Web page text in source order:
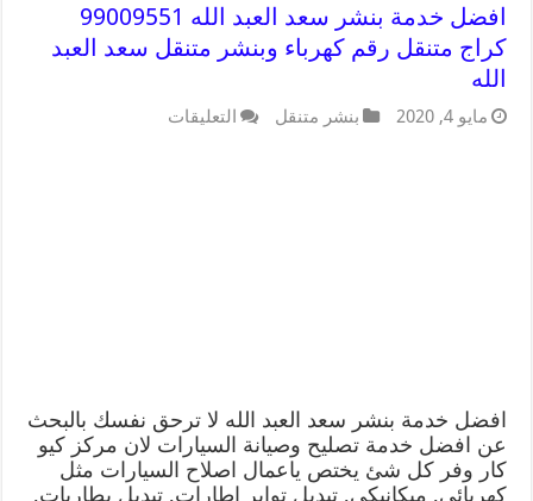
افضل خدمة بنشر سعد العبد الله 99009551
كراج متنقل رقم كهرباء وبنشر متنقل سعد العبد
الله
مايو 4, 2020 بنشر متنقل التعليقات
افضل خدمة بنشر سعد العبد الله لا ترحق نفسك بالبحث
عن افضل خدمة تصليح وصيانة السيارات لان مركز كيو
كار وفر كل شئ يختص ياعمال اصلاح السيارات مثل
كهربائي, ميكانيكي, تبديل تواير اطارات, تبديل بطاريات,